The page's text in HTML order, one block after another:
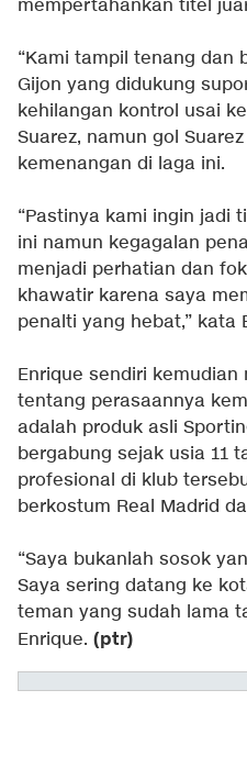
mempertahankan titel
“Kami tampil tenang dan
Gijon yang didukung
kehilangan kontrol usai
Suarez, namun gol
kemenangan di laga ini.
“Pastinya kami ingin jadi
ini namun kegagalan
menjadi perhatian dan
khawatir karena saya
penalti yang hebat,” kata
Enrique sendiri
tentang perasaannya
adalah produk asli
bergabung sejak usia 11
profesional di klub
berkostum Real Madrid
“Saya bukanlah sosok
Saya sering datang ke
teman yang sudah lama
Enrique. (ptr)